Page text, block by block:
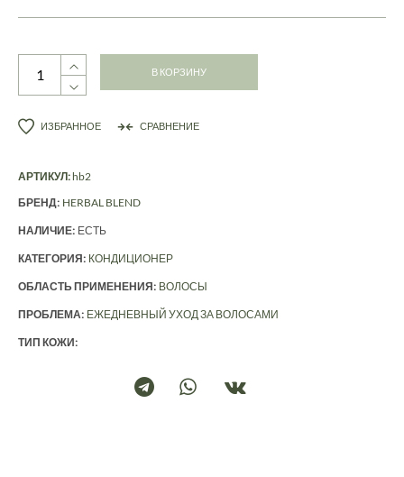
В КОРЗИНУ
ИЗБРАННОЕ СРАВНЕНИЕ
АРТИКУЛ:hb2
БРЕНД: HERBAL BLEND
НАЛИЧИЕ: ЕСТЬ
КАТЕГОРИЯ: КОНДИЦИОНЕР
ОБЛАСТЬ ПРИМЕНЕНИЯ: ВОЛОСЫ
ПРОБЛЕМА: ЕЖЕДНЕВНЫЙ УХОД ЗА ВОЛОСАМИ
ТИП КОЖИ: